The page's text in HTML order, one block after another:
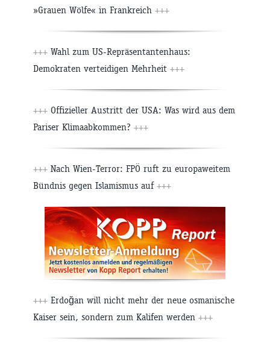
»Grauen Wölfe« in Frankreich +++
+++ Wahl zum US-Repräsentantenhaus:
Demokraten verteidigen Mehrheit +++
+++ Offizieller Austritt der USA: Was wird aus dem
Pariser Klimaabkommen? +++
+++ Nach Wien-Terror: FPÖ ruft zu europaweitem
Bündnis gegen Islamismus auf +++
+++ Erdoğan will nicht mehr der neue osmanische
Kaiser sein, sondern zum Kalifen werden +++